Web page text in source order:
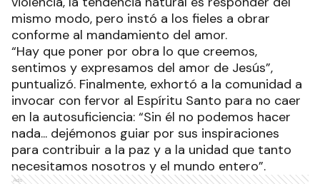
mismo modo, pero instó a los fieles a obrar
conforme al mandamiento del amor.
“Hay que poner por obra lo que creemos,
sentimos y expresamos del amor de Jesús”,
puntualizó. Finalmente, exhortó a la comunidad a
invocar con fervor al Espíritu Santo para no caer
en la autosuficiencia: “Sin él no podemos hacer
nada... dejémonos guiar por sus inspiraciones
para contribuir a la paz y a la unidad que tanto
necesitamos nosotros y el mundo entero”.
Ads